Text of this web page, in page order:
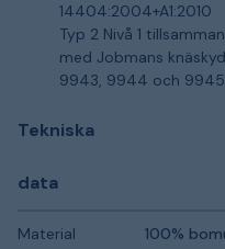
14404:2004+A1:2010
Typ 2 Nivå 1
med Jobmans
9943, 9944 och
Tekniska
data
Material 100%